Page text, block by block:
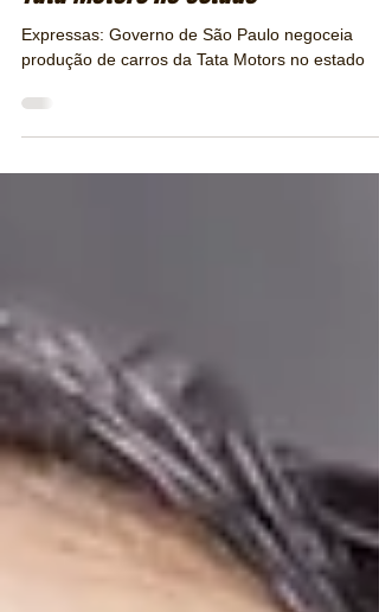
Expressas: Governo de São Paulo
negoceia produção de carros da
Tata Motors no estado
Expressas: Governo de São Paulo negoceia